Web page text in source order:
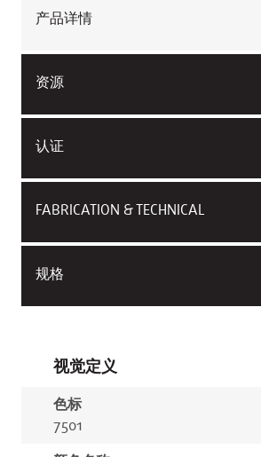
产品详情
资源
认证
FABRICATION & TECHNICAL
规格
视觉定义
色标
7501